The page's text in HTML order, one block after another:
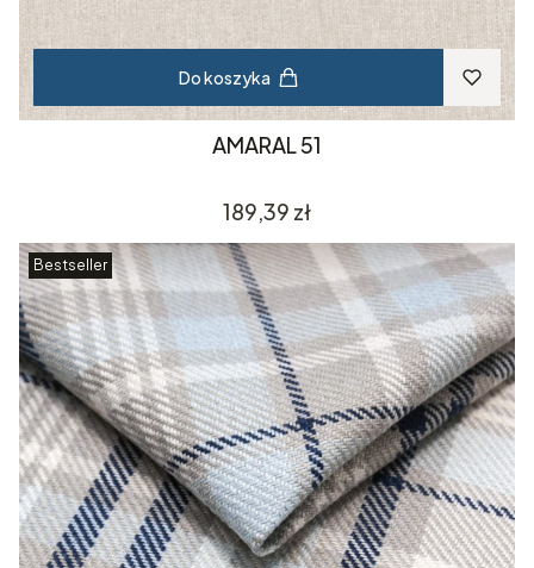
Do koszyka
AMARAL 51
Cena
189,39 zł
Bestseller